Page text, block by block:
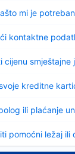
mi je
kontaktne
cijenu smještajne
kreditne
ili plaćanje
pomoćni ležaj ili